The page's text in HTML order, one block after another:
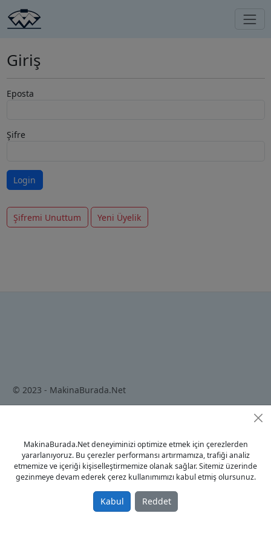
Giriş
Eposta
Şifre
Şifremi Unuttum Yeni Üyelik
© 2023 - MakinaBurada.Net
Gizlilik Politikası
Kullanım Koşulları
İletişim
MakinaBurada.Net deneyiminizi optimize etmek için çerezlerden
yararlanıyoruz. Bu çerezler performansı artırmamıza, trafiği analiz
etmemize ve içeriği kişiselleştirmemize olanak sağlar. Sitemiz üzerinde
gezinmeye devam ederek çerez kullanımımızı kabul etmiş olursunuz.
Kabul Reddet